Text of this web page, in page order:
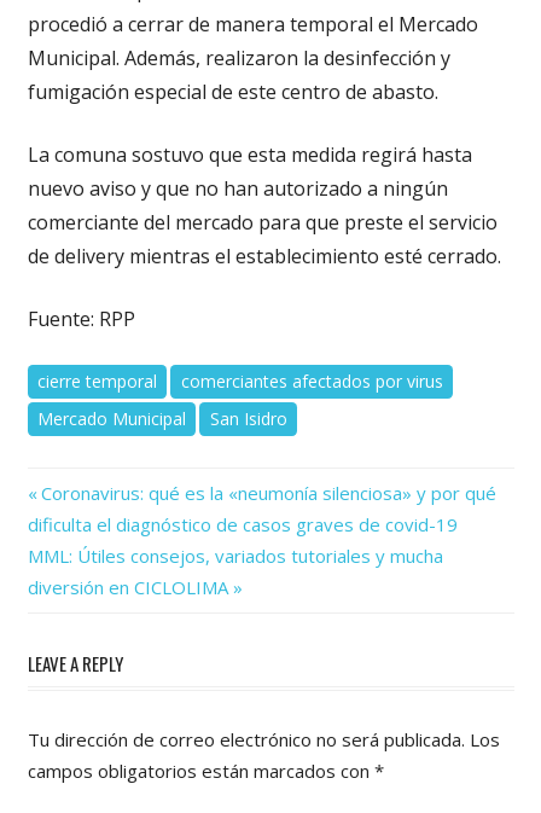
procedió a cerrar de manera temporal el Mercado
Municipal. Además, realizaron la desinfección y
fumigación especial de este centro de abasto.
La comuna sostuvo que esta medida regirá hasta
nuevo aviso y que no han autorizado a ningún
comerciante del mercado para que preste el servicio
de delivery mientras el establecimiento esté cerrado.
Fuente: RPP
cierre temporal
comerciantes afectados por virus
Mercado Municipal
San Isidro
Navegación
de
entradas
Previous
Post:
Coronavirus: qué es la «neumonía silenciosa» y por qué
dificulta el diagnóstico de casos graves de covid-19
Next
Post:
MML: Útiles consejos, variados tutoriales y mucha
diversión en CICLOLIMA
LEAVE A REPLY
Tu dirección de correo electrónico no será publicada. Los
campos obligatorios están marcados con *